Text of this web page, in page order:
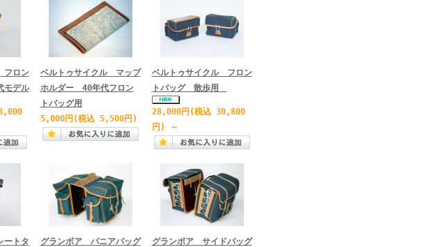
フロン
モデル
ベルトゥサイクル マップ
ホルダー 40年代フロン
トバッグ用
5,000円 (税込 5,500円)
ベルトゥサイクル フロン
トバッグ 散歩用
28,000円 (税込 30,800
円)
～
ートタ
グランボア パニアバッグ
グランボア サイドバッグ